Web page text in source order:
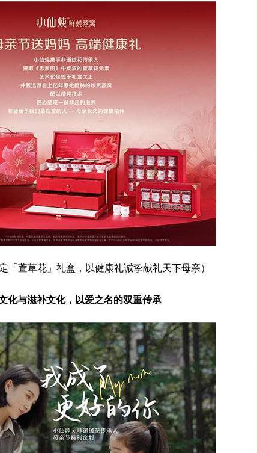
「萱草花」礼盒，以健康礼诚挚献礼天下母亲）
化与滋补文化，以爱之名的双重传承